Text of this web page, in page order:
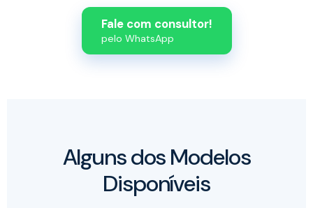
Fale com consultor!
pelo WhatsApp
Alguns dos Modelos
Disponíveis